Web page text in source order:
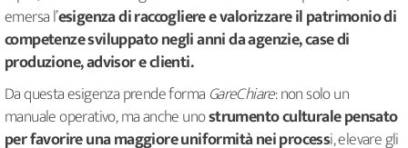
emersa l’esigenza di raccogliere e valorizzare il patrimonio di
competenze sviluppato negli anni da agenzie, case di
produzione, advisor e clienti.
Da questa esigenza prende forma GareChiare: non solo un
manuale operativo, ma anche unostrumento culturale pensato
per favorire una maggiore uniformità nei processi, elevare gli